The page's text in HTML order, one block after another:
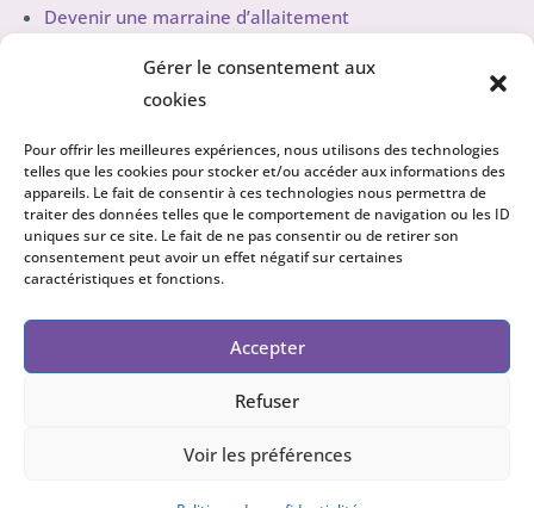
Gérer le consentement aux
cookies
Pour offrir les meilleures expériences, nous utilisons des technologies
telles que les cookies pour stocker et/ou accéder aux informations des
appareils. Le fait de consentir à ces technologies nous permettra de
traiter des données telles que le comportement de navigation ou les ID
uniques sur ce site. Le fait de ne pas consentir ou de retirer son
consentement peut avoir un effet négatif sur certaines
caractéristiques et fonctions.
Accepter
Refuser
Voir les préférences
Devenir une marraine d’allaitement
Politique de confidentialité
Suivez-nous sur nos réseaux sociaux!